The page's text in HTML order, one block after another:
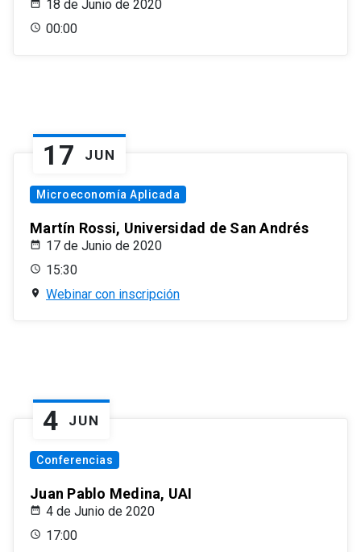
18 de Junio de 2020
00:00
17 JUN
Microeconomía Aplicada
Martín Rossi, Universidad de San Andrés
17 de Junio de 2020
15:30
Webinar con inscripción
4 JUN
Conferencias
Juan Pablo Medina, UAI
4 de Junio de 2020
17:00